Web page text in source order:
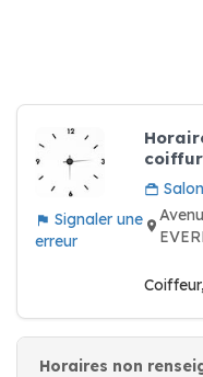
Signaler une
erreur
Horaires non